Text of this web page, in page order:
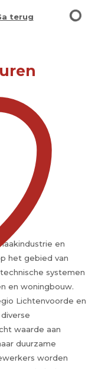
terug
en
het gebied van
systemen
en woningbouw.
Lichtenvoorde en
waarde aan
duurzame
worden